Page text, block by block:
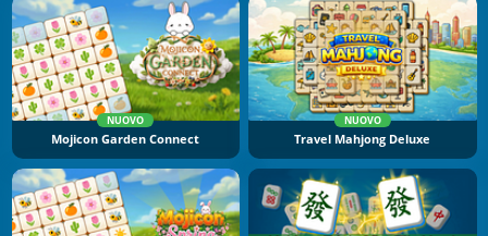
NUOVO
Mojicon Garden Connect
NUOVO
Travel Mahjong Deluxe